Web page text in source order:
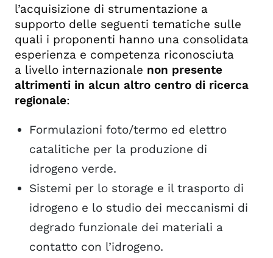
l’acquisizione di strumentazione a
supporto delle seguenti tematiche sulle
quali i proponenti hanno una consolidata
esperienza e competenza riconosciuta
a livello internazionale non presente
altrimenti in alcun altro centro di ricerca
regionale:
Formulazioni foto/termo ed elettro
catalitiche per la produzione di
idrogeno verde.
Sistemi per lo storage e il trasporto di
idrogeno e lo studio dei meccanismi di
degrado funzionale dei materiali a
contatto con l’idrogeno.